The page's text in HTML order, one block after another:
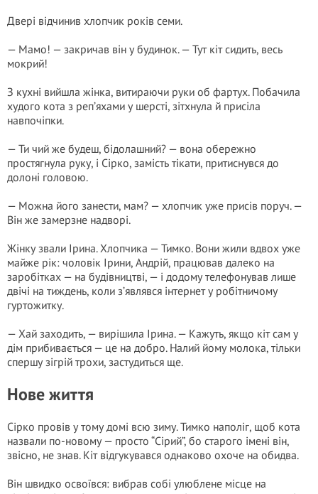
Двері відчинив хлопчик років семи.
— Мамо! — закричав він у будинок. — Тут кіт сидить, весь
мокрий!
З кухні вийшла жінка, витираючи руки об фартух. Побачила
худого кота з реп’яхами у шерсті, зітхнула й присіла
навпочіпки.
— Ти чий же будеш, бідолашний? — вона обережно
простягнула руку, і Сірко, замість тікати, притиснувся до
долоні головою.
— Можна його занести, мам? — хлопчик уже присів поруч. —
Він же замерзне надворі.
Жінку звали Ірина. Хлопчика — Тимко. Вони жили вдвох уже
майже рік: чоловік Ірини, Андрій, працював далеко на
заробітках — на будівництві, — і додому телефонував лише
двічі на тиждень, коли з’являвся інтернет у робітничому
гуртожитку.
— Хай заходить, — вирішила Ірина. — Кажуть, якщо кіт сам у
дім прибивається — це на добро. Налий йому молока, тільки
спершу зігрій трохи, застудиться ще.
Нове життя
Сірко провів у тому домі всю зиму. Тимко наполіг, щоб кота
назвали по-новому — просто “Сірий”, бо старого імені він,
звісно, не знав. Кіт відгукувався однаково охоче на обидва.
Він швидко освоївся: вибрав собі улюблене місце на